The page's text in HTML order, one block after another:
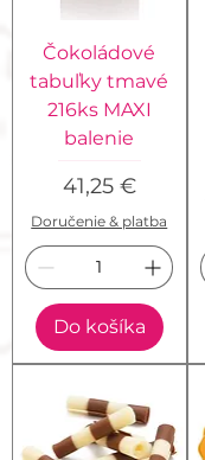
Čokoládové
tabuľky tmavé
216ks MAXI
balenie
Cena
41,25 €
Doručenie & platba
Do košíka